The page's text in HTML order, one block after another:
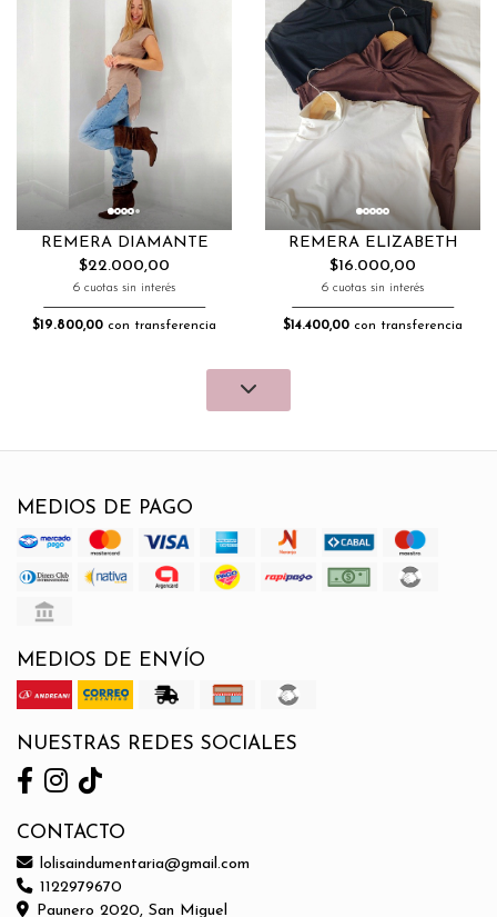
REMERA DIAMANTE
$22.000,00
6 cuotas sin interés
$19.800,00 con transferencia
REMERA ELIZABETH
$16.000,00
6 cuotas sin interés
$14.400,00 con transferencia
MEDIOS DE PAGO
MEDIOS DE ENVÍO
NUESTRAS REDES SOCIALES
CONTACTO
lolisaindumentaria@gmail.com
1122979670
Paunero 2020, San Miguel